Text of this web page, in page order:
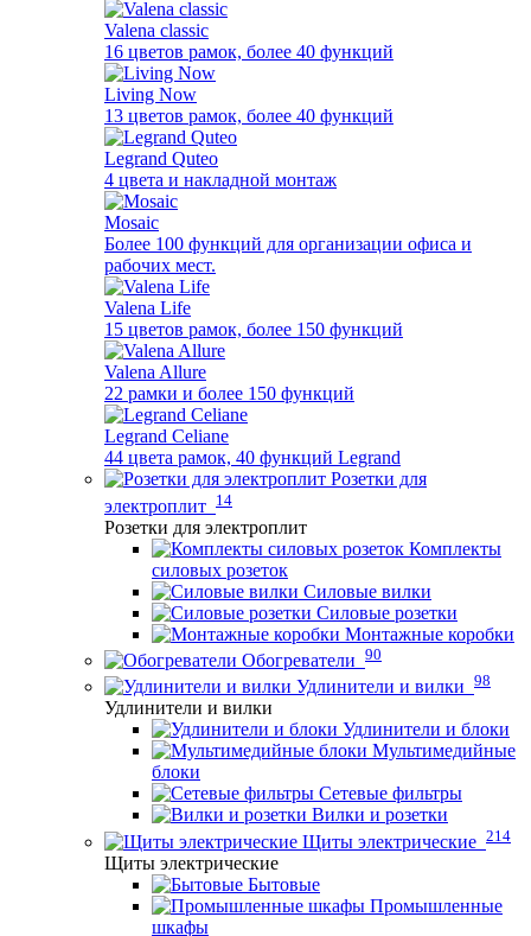
Valena classic
16 цветов рамок, более 40 функций
Living Now
13 цветов рамок, более 40 функций
Legrand Quteo
4 цвета и накладной монтаж
Mosaic
Более 100 функций для организации офиса и
рабочих мест.
Valena Life
15 цветов рамок, более 150 функций
Valena Allure
22 рамки и более 150 функций
Legrand Celiane
44 цвета рамок, 40 функций Legrand
Розетки для
электроплит 14
Розетки для электроплит
Комплекты
силовых розеток
Силовые вилки
Силовые розетки
Монтажные коробки
Обогреватели 90
Удлинители и вилки 98
Удлинители и вилки
Удлинители и блоки
Мультимедийные
блоки
Сетевые фильтры
Вилки и розетки
Щиты электрические 214
Щиты электрические
Бытовые
Промышленные
шкафы